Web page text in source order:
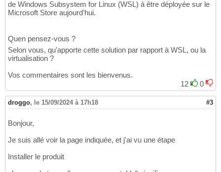
de Windows Subsystem for Linux (WSL) à être déployée sur le
Microsoft Store aujourd'hui.
Quen pensez-vous ?
Selon vous, qu'apporte cette solution par rapport à WSL, ou la
virtualisation ?
Vos commentaires sont les bienvenus.
12
0
droggo, le 15/09/2024 à 17h18 #3
Bonjour,
Je suis allé voir la page indiquée, et j'ai vu une étape
Installer le produit